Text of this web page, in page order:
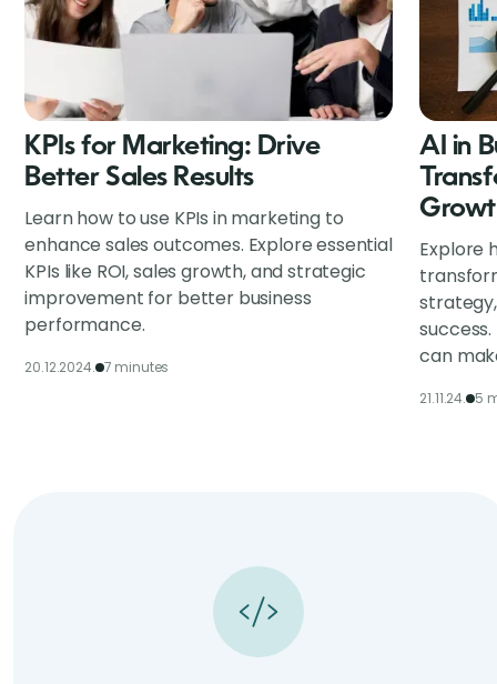
KPIs for Marketing: Drive
Better Sales Results
Learn how to use KPIs in marketing to
enhance sales outcomes. Explore essential
KPIs like ROI, sales growth, and strategic
improvement for better business
performance.
20.12.2024. 7 minutes
AI in
Explore
can
21.11.24. 5